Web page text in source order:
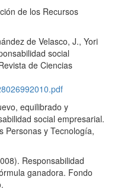
de los Recursos
de Velasco, J., Yori
social
de Ciencias
equilibrado y
social empresarial.
Personas y Tecnología,
Responsabilidad
ganadora. Fondo